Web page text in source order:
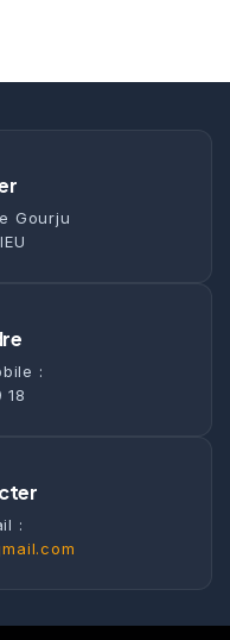
Gourju
:
18
: